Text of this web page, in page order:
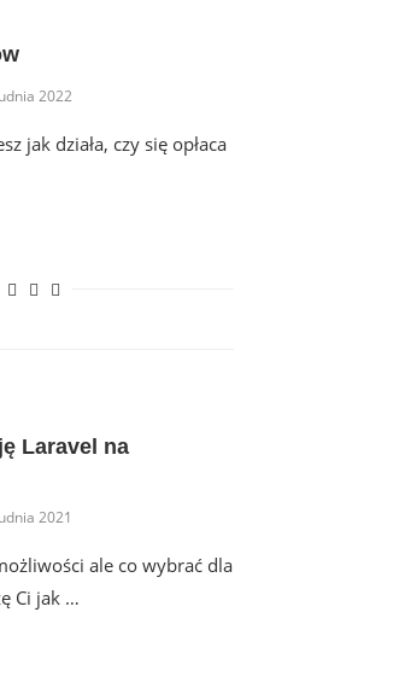
2022
jak działa, czy się opłaca
Laravel na
2021
ale co wybrać dla
Ci jak …